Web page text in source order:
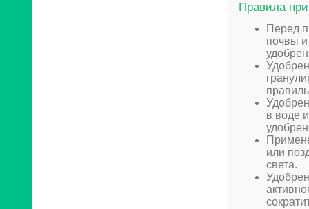
Правила
Перед
почвы и
в воде
или
света.